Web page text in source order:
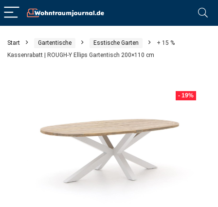
Start Gartentische Esstische Garten
+ 15 %
Kassenrabatt | ROUGH-Y Ellips Gartentisch 200×110 cm
- 19%